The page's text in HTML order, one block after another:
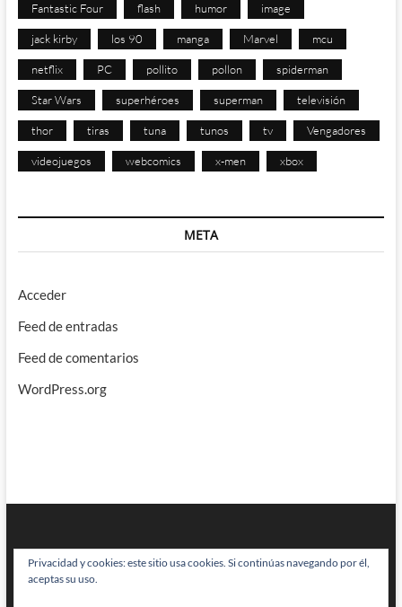
Fantastic Four flash humor image
jack kirby los 90 manga Marvel mcu
netflix PC pollito pollon spiderman
Star Wars superhéroes superman televisión
thor tiras tuna tunos tv Vengadores
videojuegos webcomics x-men xbox
META
Acceder
Feed de entradas
Feed de comentarios
WordPress.org
Privacidad y cookies: este sitio usa cookies. Si continúas navegando por él,
aceptas su uso.